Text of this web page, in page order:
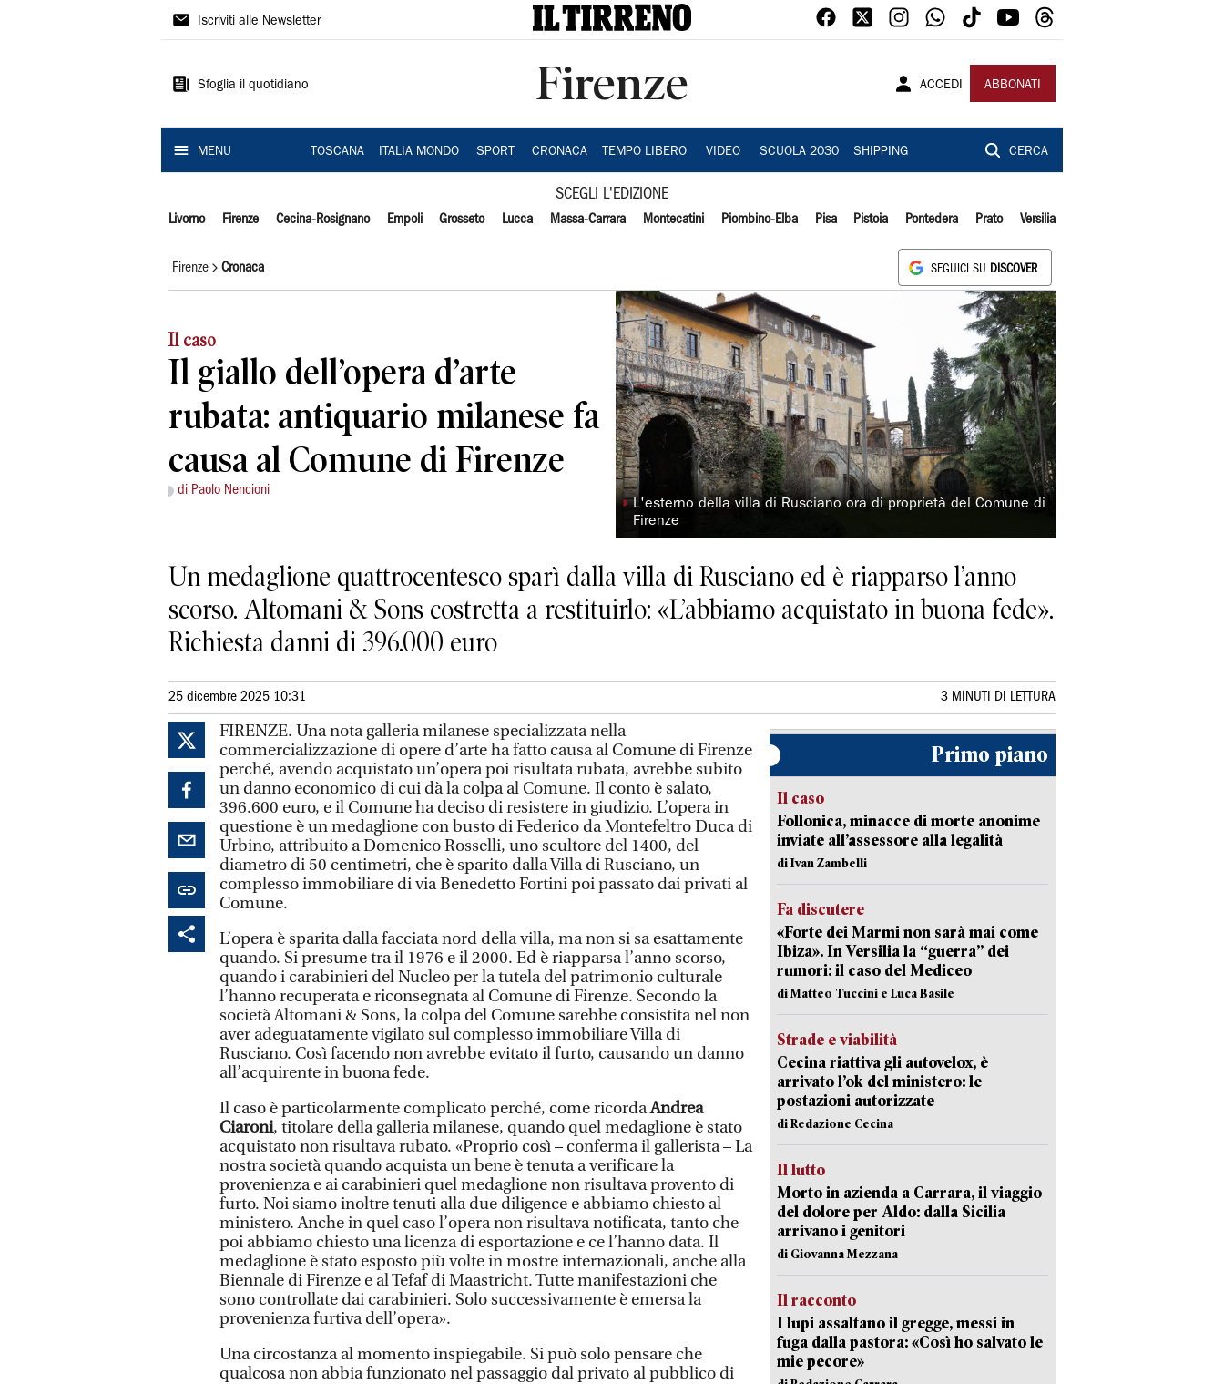
Il
Iscriviti alle Newsletter
Sfoglia il quotidiano Firenze ACCEDI ABBONATI
MENU TOSCANA ITALIA MONDO SPORT CRONACA TEMPO LIBERO VIDEO SCUOLA 2030 SHIPPING CERCA
SCEGLI L'EDIZIONE
Livorno Firenze Cecina-Rosignano Empoli Grosseto Lucca Massa-Carrara Montecatini Piombino-Elba Pisa Pistoia Pontedera Prato Versilia
Firenze Cronaca SEGUICI SU DISCOVER
Il caso
Il giallo dell’opera d’arte
rubata: antiquario milanese fa
causa al Comune di Firenze
di Paolo Nencioni
◗L'esterno della villa di Rusciano ora di proprietà del Comune di
Firenze
Un medaglione quattrocentesco sparì dalla villa di Rusciano ed è riapparso l’anno
scorso. Altomani & Sons costretta a restituirlo: «L’abbiamo acquistato in buona fede».
Richiesta danni di 396.000 euro
25 dicembre 2025 10:31 3 MINUTI DI LETTURA
FIRENZE. Una nota galleria milanese specializzata nella
commercializzazione di opere d’arte ha fatto causa al Comune di Firenze
perché, avendo acquistato un’opera poi risultata rubata, avrebbe subito
un danno economico di cui dà la colpa al Comune. Il conto è salato,
396.600 euro, e il Comune ha deciso di resistere in giudizio. L’opera in
questione è un medaglione con busto di Federico da Montefeltro Duca di
Urbino, attribuito a Domenico Rosselli, uno scultore del 1400, del
diametro di 50 centimetri, che è sparito dalla Villa di Rusciano, un
complesso immobiliare di via Benedetto Fortini poi passato dai privati al
Comune.
L’opera è sparita dalla facciata nord della villa, ma non si sa esattamente
quando. Si presume tra il 1976 e il 2000. Ed è riapparsa l’anno scorso,
quando i carabinieri del Nucleo per la tutela del patrimonio culturale
l’hanno recuperata e riconsegnata al Comune di Firenze. Secondo la
società Altomani & Sons, la colpa del Comune sarebbe consistita nel non
aver adeguatamente vigilato sul complesso immobiliare Villa di
Rusciano. Così facendo non avrebbe evitato il furto, causando un danno
all’acquirente in buona fede.
Il caso è particolarmente complicato perché, come ricordaAndrea
Ciaroni, titolare della galleria milanese, quando quel medaglione è stato
acquistato non risultava rubato. «Proprio così – conferma il gallerista – La
nostra società quando acquista un bene è tenuta a verificare la
provenienza e ai carabinieri quel medaglione non risultava provento di
furto. Noi siamo inoltre tenuti alla due diligence e abbiamo chiesto al
ministero. Anche in quel caso l’opera non risultava notificata, tanto che
poi abbiamo chiesto una licenza di esportazione e ce l’hanno data. Il
medaglione è stato esposto più volte in mostre internazionali, anche alla
Biennale di Firenze e al Tefaf di Maastricht. Tutte manifestazioni che
sono controllate dai carabinieri. Solo successivamente è emersa la
provenienza furtiva dell’opera».
Una circostanza al momento inspiegabile. Si può solo pensare che
qualcosa non abbia funzionato nel passaggio dal privato al pubblico di
Primo piano
Il caso
Follonica, minacce di morte anonime
inviate all’assessore alla legalità
di Ivan Zambelli
Fa discutere
«Forte dei Marmi non sarà mai come
Ibiza». In Versilia la “guerra” dei
rumori: il caso del Mediceo
di Matteo Tuccini e Luca Basile
Strade e viabilità
Cecina riattiva gli autovelox, è
arrivato l’ok del ministero: le
postazioni autorizzate
di Redazione Cecina
Il lutto
Morto in azienda a Carrara, il viaggio
del dolore per Aldo: dalla Sicilia
arrivano i genitori
di Giovanna Mezzana
Il racconto
I lupi assaltano il gregge, messi in
fuga dalla pastora: «Così ho salvato le
mie pecore»